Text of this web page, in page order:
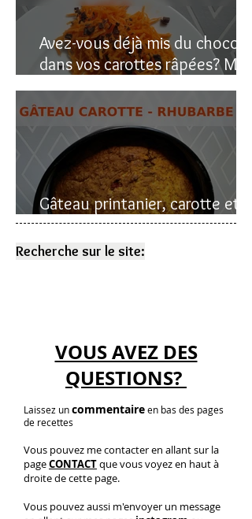
Avez-vous déjà mis du chocolat
dans vos carottes râpées? Moi
oui, et c’est étonnant
Gâteau printanier, carotte et
rhubarbe
Recherche sur le site:
VOUS AVEZ DES
QUESTIONS?
Laissez uncommentaireen bas des pages
de recettes
Vous pouvez me contacter en allant sur la
pageCONTACTque vous voyez en haut à
droite de cette page.
Vous pouvez aussi m'envoyer un message